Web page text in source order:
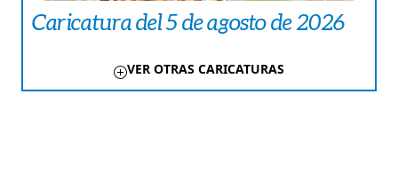
Caricatura del 5 de agosto de 2026
VER OTRAS CARICATURAS